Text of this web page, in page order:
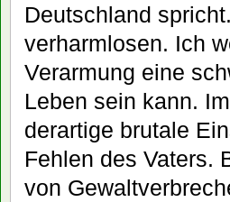
Deutschland
verharmlosen. Ich
Verarmung eine
Leben sein kann.
derartige brutale
Fehlen des Vaters.
von